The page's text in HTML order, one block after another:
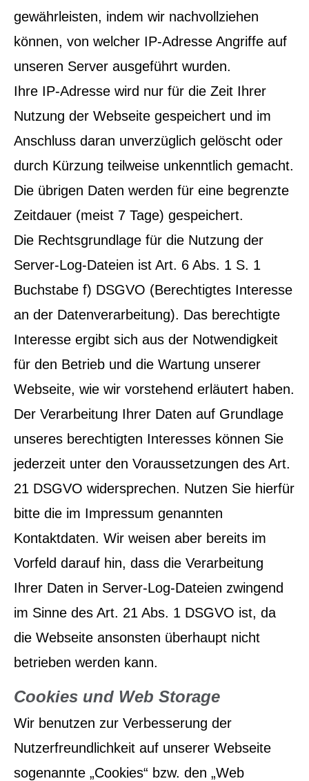
gewährleisten, indem wir nachvollziehen
können, von welcher IP-Adresse Angriffe auf
unseren Server ausgeführt wurden.
Ihre IP-Adresse wird nur für die Zeit Ihrer
Nutzung der Webseite gespeichert und im
Anschluss daran unverzüglich gelöscht oder
durch Kürzung teilweise unkenntlich gemacht.
Die übrigen Daten werden für eine begrenzte
Zeitdauer (meist 7 Tage) gespeichert.
Die Rechtsgrundlage für die Nutzung der
Server-Log-Dateien ist Art. 6 Abs. 1 S. 1
Buchstabe f) DSGVO (Berechtigtes Interesse
an der Datenverarbeitung). Das berechtigte
Interesse ergibt sich aus der Notwendigkeit
für den Betrieb und die Wartung unserer
Webseite, wie wir vorstehend erläutert haben.
Der Verarbeitung Ihrer Daten auf Grundlage
unseres berechtigten Interesses können Sie
jederzeit unter den Voraussetzungen des Art.
21 DSGVO widersprechen. Nutzen Sie hierfür
bitte die im Impressum genannten
Kontaktdaten. Wir weisen aber bereits im
Vorfeld darauf hin, dass die Verarbeitung
Ihrer Daten in Server-Log-Dateien zwingend
im Sinne des Art. 21 Abs. 1 DSGVO ist, da
die Webseite ansonsten überhaupt nicht
betrieben werden kann.
Cookies und Web Storage
Wir benutzen zur Verbesserung der
Nutzerfreundlichkeit auf unserer Webseite
sogenannte „Cookies“ bzw. den „Web